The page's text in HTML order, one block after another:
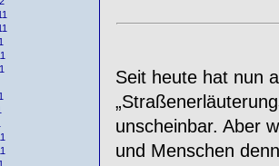
Seit heute hat nun
unscheinbar. Aber
und Menschen